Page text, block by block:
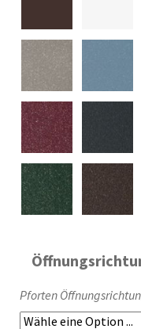
Pforten